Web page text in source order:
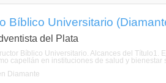
Bíblico Universitario
del Plata
Bíblico Universitario. Alcances del
capellán en instituciones de salud y
Diamante